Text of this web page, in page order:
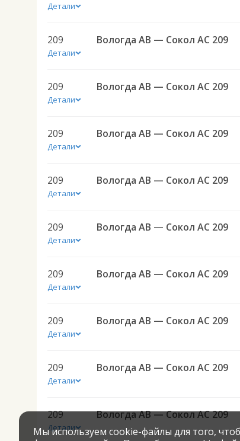
Детали
209
Детали
Вологда АВ — Сокол АС 209
209
Детали
Вологда АВ — Сокол АС 209
209
Детали
Вологда АВ — Сокол АС 209
209
Детали
Вологда АВ — Сокол АС 209
209
Детали
Вологда АВ — Сокол АС 209
209
Детали
Вологда АВ — Сокол АС 209
209
Детали
Вологда АВ — Сокол АС 209
209
Детали
Вологда АВ — Сокол АС 209
209
Детали
Вологда АВ — Сокол АС 209
Мы используем cookie-файлы для того,